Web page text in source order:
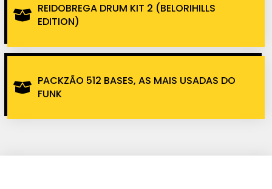
REIDOBREGA DRUM KIT 2 (BELORIHILLS
EDITION)
PACKZÃO 512 BASES, AS MAIS USADAS DO
FUNK